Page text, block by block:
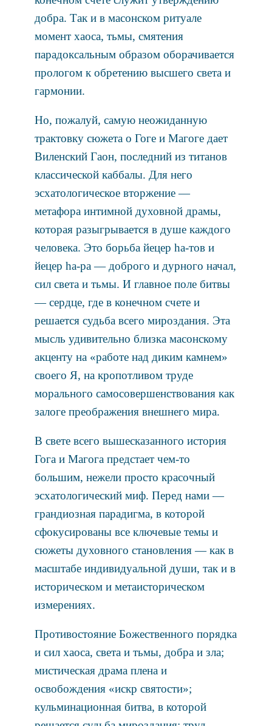
добра. Так и в масонском ритуале
момент хаоса, тьмы, смятения
парадоксальным образом оборачивается
прологом к обретению высшего света и
гармонии.
Но, пожалуй, самую неожиданную
трактовку сюжета о Гоге и Магоге дает
Виленский Гаон, последний из титанов
классической каббалы. Для него
эсхатологическое вторжение —
метафора интимной духовной драмы,
которая разыгрывается в душе каждого
человека. Это борьба йецер hа-тов и
йецер hа-ра — доброго и дурного начал,
сил света и тьмы. И главное поле битвы
— сердце, где в конечном счете и
решается судьба всего мироздания. Эта
мысль удивительно близка масонскому
акценту на «работе над диким камнем»
своего Я, на кропотливом труде
морального самосовершенствования как
залоге преображения внешнего мира.
В свете всего вышесказанного история
Гога и Магога предстает чем-то
большим, нежели просто красочный
эсхатологический миф. Перед нами —
грандиозная парадигма, в которой
сфокусированы все ключевые темы и
сюжеты духовного становления — как в
масштабе индивидуальной души, так и в
историческом и метаисторическом
измерениях.
Противостояние Божественного порядка
и сил хаоса, света и тьмы, добра и зла;
мистическая драма плена и
освобождения «искр святости»;
кульминационная битва, в которой